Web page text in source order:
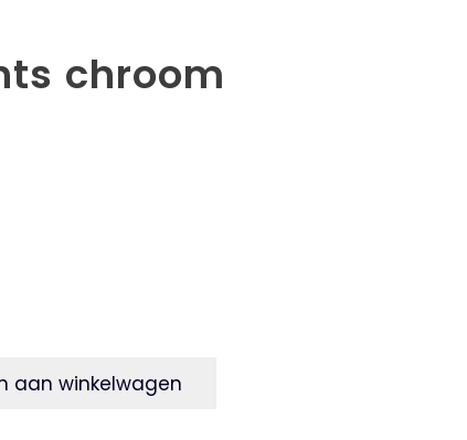
chroom
aan winkelwagen